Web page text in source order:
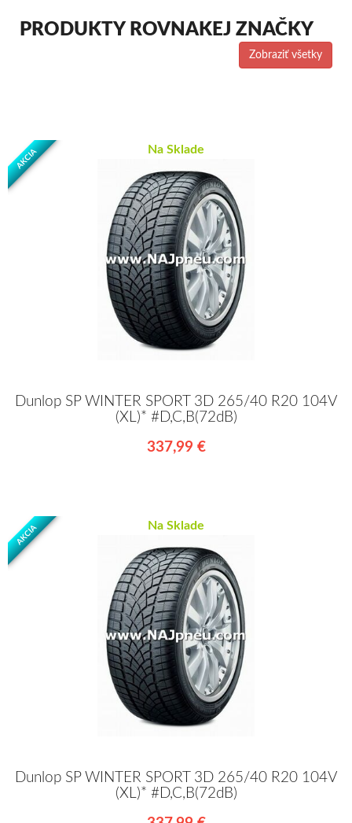
PRODUKTY ROVNAKEJ ZNAČKY
Zobraziť všetky
AKCIA Na Sklade
Dunlop SP WINTER SPORT 3D 265/40 R20 104V
(XL)* #D,C,B(72dB)
337,99 €
AKCIA Na Sklade
Dunlop SP WINTER SPORT 3D 265/40 R20 104V
(XL)* #D,C,B(72dB)